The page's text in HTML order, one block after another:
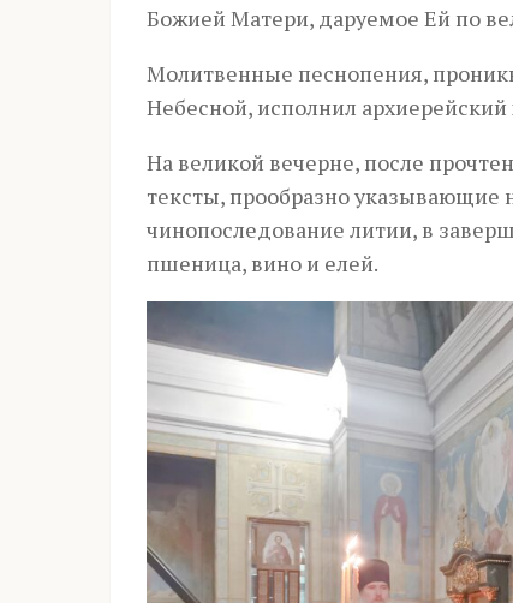
Божией Матери, даруемое Ей по
Молитвенные песнопения,
Небесной, исполнил
На великой вечерне, после
тексты, прообразно
чинопоследование литии, в
пшеница, вино и елей.